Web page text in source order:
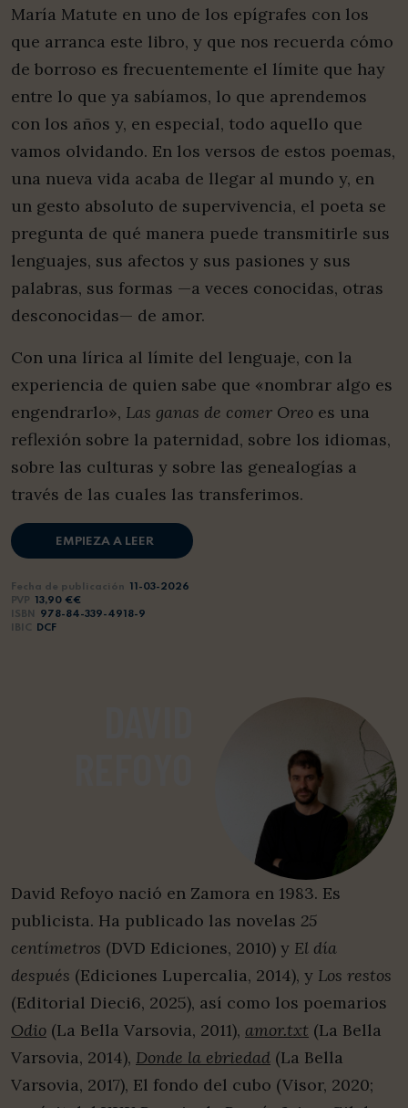
María Matute en uno de los epígrafes con los
que arranca este libro, y que nos recuerda cómo
de borroso es frecuentemente el límite que hay
entre lo que ya sabíamos, lo que aprendemos
con los años y, en especial, todo aquello que
vamos olvidando. En los versos de estos poemas,
una nueva vida acaba de llegar al mundo y, en
un gesto absoluto de supervivencia, el poeta se
pregunta de qué manera puede transmitirle sus
lenguajes, sus afectos y sus pasiones y sus
palabras, sus formas —a veces conocidas, otras
desconocidas— de amor.
Con una lírica al límite del lenguaje, con la
experiencia de quien sabe que «nombrar algo es
engendrarlo», Las ganas de comer Oreo es una
reflexión sobre la paternidad, sobre los idiomas,
sobre las culturas y sobre las genealogías a
través de las cuales las transferimos.
EMPIEZA A LEER
Fecha de publicación
11-03-2026
PVP
13,90 €€
ISBN
978-84-339-4918-9
IBIC DCF
David Refoyo nació en Zamora en 1983. Es
publicista. Ha publicado las novelas 25
centímetros (DVD Ediciones, 2010) y El día
después (Ediciones Lupercalia, 2014), y Los restos
(Editorial Dieci6, 2025), así como los poemarios
Odio (La Bella Varsovia, 2011), amor.txt (La Bella
Varsovia, 2014), Donde la ebriedad (La Bella
Varsovia, 2017), El fondo del cubo (Visor, 2020;